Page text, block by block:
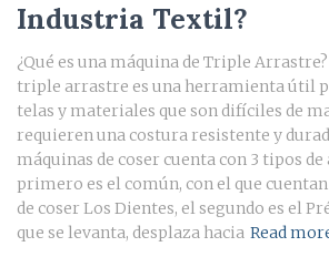
Industria Textil?
¿Qué es una máquina de Triple
triple arrastre es una herramienta útil
telas y materiales que son difíciles de
requieren una costura resistente y
máquinas de coser cuenta con 3 tipos
primero es el común, con el que
de coser Los Dientes, el segundo es el
que se levanta, desplaza hacia Read